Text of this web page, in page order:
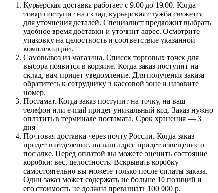
Курьерская доставка работает с 9.00 до 19.00. Когда
товар поступит на склад, курьерская служба свяжется
для уточнения деталей. Специалист предложит выбрать
удобное время доставки и уточнит адрес. Осмотрите
упаковку на целостность и соответствие указанной
комплектации.
Самовывоз из магазина. Список торговых точек для
выбора появится в корзине. Когда заказ поступит на
склад, вам придет уведомление. Для получения заказа
обратитесь к сотруднику в кассовой зоне и назовите
номер.
Постамат. Когда заказ поступит на точку, на ваш
телефон или e-mail придет уникальный код. Заказ нужно
оплатить в терминале постамата. Срок хранения — 3
дня.
Почтовая доставка через почту России. Когда заказ
придет в отделение, на ваш адрес придет извещение о
посылке. Перед оплатой вы можете оценить состояние
коробки: вес, целостность. Вскрывать коробку
самостоятельно вы можете только после оплаты заказа.
Один заказ может содержать не больше 10 позиций и
его стоимость не должна превышать 100 000 р.